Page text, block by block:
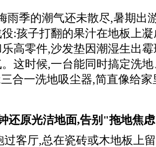
雨季的潮气还未散尽,暑期出
:孩子打翻的果汁在地板上
高零件,沙发垫因潮湿生出
这时候,一台能同时搞定洗
合一洗地吸尘器,简直像给
还原光洁地面,告别 "拖地焦虑
过客厅,总在瓷砖或木地板上